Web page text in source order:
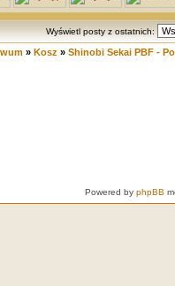
Wyświetl posty z ostatnich:
» Kosz » Shinobi Sekai PBF -
Powered by phpBB